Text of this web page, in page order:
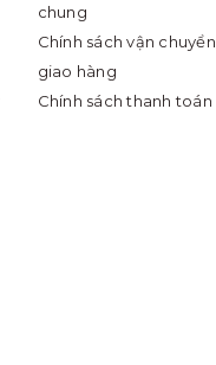
chung
Chính sách vận chuyển,
giao hàng
Chính sách thanh toán